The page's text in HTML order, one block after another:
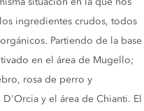
ingredientes crudos, todos
Partiendo de la base
en el área de Mugello;
rosa de perro y
y el área de Chianti. El